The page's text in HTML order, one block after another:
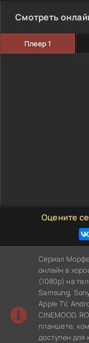
Смотреть
Плеер 1
Оцените
1 2 3 4
Сериал
онлайн в
(1080p) на
Samsung,
Apple TV,
CINEMOOD,
планшете,
доступен для